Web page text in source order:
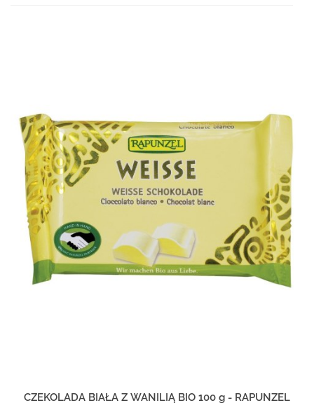
CZEKOLADA BIAŁA Z WANILIĄ BIO 100 g - RAPUNZEL